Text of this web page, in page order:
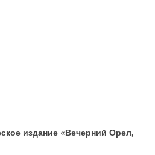
издание «Вечерний Орел,